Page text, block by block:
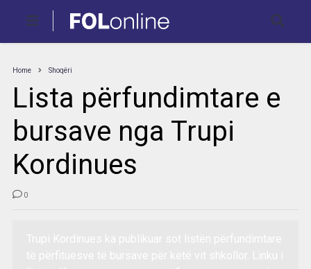
Home Shoqëri
Lista përfundimtare e
bursave nga Trupi
Kordinues
0